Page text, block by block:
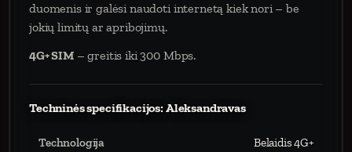
duomenis ir galėsi naudoti internetą kiek nori – be
jokių limitų ar apribojimų.
4G+ SIM– greitis iki 300 Mbps.
Techninės specifikacijos: Aleksandravas
Technologija Belaidis 4G+